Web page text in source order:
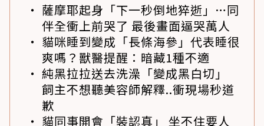
薩摩耶起身「下一秒倒地猝逝」…同
伴全衝上前哭了 最後畫面逼哭萬人
貓咪睡到變成「長條海參」代表睡很
爽嗎？獸醫提醒：暗藏1種不適
純黑拉拉送去洗澡「變成黑白切」
飼主不想聽美容師解釋..衝現場秒道
歉
貓同事開會「裝認真」 坐不住要人